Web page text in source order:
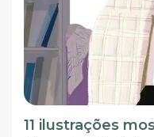
11 ilustrações